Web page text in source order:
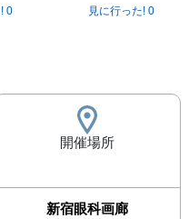
0 見に行った! 0
開催場所
新宿眼科画廊